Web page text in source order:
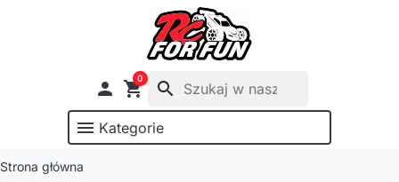
 shopping_cart
0
search
menu Kategorie
Strona główna